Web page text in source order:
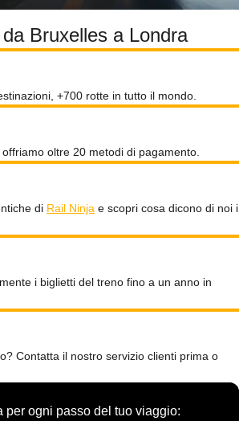
Bruxelles a Londra
+700 rotte in tutto il mondo.
oltre 20 metodi di pagamento.
di Rail Ninja e scopri cosa dicono di noi i
i biglietti del treno fino a un anno in
Contatta il nostro servizio clienti prima o
per ogni passo del tuo viaggio: